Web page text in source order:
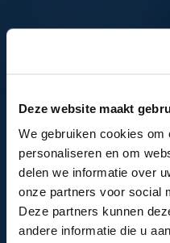
Deze website maakt
We gebruiken cookies
personaliseren en om
delen we informatie over
onze partners voor social
Deze partners kunnen
andere informatie die u